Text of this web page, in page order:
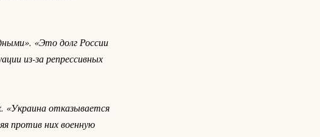
«Это долг России
из-за репрессивных
«Украина отказывается
против них военную